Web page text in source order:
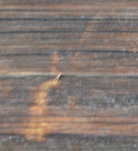
Die User der Homepage
ausdrücklich darauf
Homepage veröffentlichten
Datenschutzgaranten am
Verfügungen nicht um
(gesetzesvertretendes
dürfen die besagten, auf der
veröffentlichten E-Mail
seitens des Betroffenen für
verwendet werden (siehe
10. und 16. Februar 2003).
Auch wird auf Art. 130 des
verwiesen, wonach der
Rufsystemen für die